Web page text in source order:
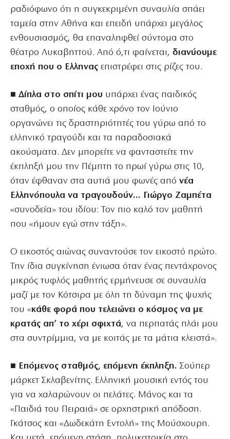
ραδιόφωνο ότι η συγκεκριμένη συναυλία σπάει
ταμεία στην Αθήνα και επειδή υπάρχει μεγάλος
ενθουσιασμός, θα επαναληφθεί σύντομα στο
θέατρο Λυκαβηττού. Από ό,τι φαίνεται, διανύουμε
εποχή που ο Ελληνας επιστρέφει στις ρίζες του.
■ Δίπλα στο σπίτι μου υπάρχει ένας παιδικός
σταθμός, ο οποίος κάθε χρόνο τον Ιούνιο
οργανώνει τις δραστηριότητές του γύρω από το
ελληνικό τραγούδι και τα παραδοσιακά
ακούσματα. Δεν μπορείτε να φανταστείτε την
έκπληξή μου την Πέμπτη το πρωί γύρω στις 10,
όταν έφθαναν στα αυτιά μου φωνές από νέα
Ελληνόπουλα να τραγουδούν… Γιώργο Ζαμπέτα
«συνοδεία» του ιδίου: Τον πιο καλό τον μαθητή
που «ήμουν εγώ στην τάξη».
Ο εικοστός αιώνας συναντούσε τον εικοστό πρώτο.
Την ίδια συγκίνηση ένιωσα όταν ένας πεντάχρονος
μικρός τυφλός μαθητής ερμήνευσε σε συναυλία
μαζί με τον Κότσιρα με όλη τη δύναμη της ψυχής
του «κάθε φορά που τελειώνει ο κόσμος να με
κρατάς απ’ το χέρι σφιχτά, να περπατάς πλάι μου
στα συντρίμμια, να με κοιτάς με τα μάτια κλειστά».
■ Επόμενος σταθμός, επόμενη έκπληξη. Σούπερ
μάρκετ Σκλαβενίτης. Ελληνική μουσική εντός του
για να χαλαρώνουν οι πελάτες. Μάνος και τα
«Παιδιά του Πειραιά» σε ορχηστρική απόδοση.
Γκάτσος και «Δωδεκάτη Εντολή» της Μούσχουρη.